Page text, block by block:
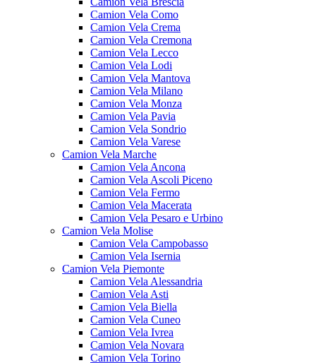
Camion Vela Como
Camion Vela Crema
Camion Vela Cremona
Camion Vela Lecco
Camion Vela Lodi
Camion Vela Mantova
Camion Vela Milano
Camion Vela Monza
Camion Vela Pavia
Camion Vela Sondrio
Camion Vela Varese
Camion Vela Marche
Camion Vela Ancona
Camion Vela Ascoli Piceno
Camion Vela Fermo
Camion Vela Macerata
Camion Vela Pesaro e Urbino
Camion Vela Molise
Camion Vela Campobasso
Camion Vela Isernia
Camion Vela Piemonte
Camion Vela Alessandria
Camion Vela Asti
Camion Vela Biella
Camion Vela Cuneo
Camion Vela Ivrea
Camion Vela Novara
Camion Vela Torino